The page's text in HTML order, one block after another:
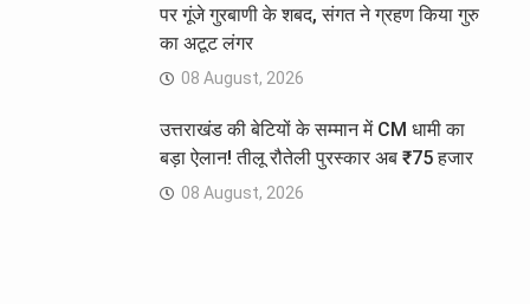
पर गूंजे गुरबाणी के शबद, संगत ने ग्रहण किया गुरु
का अटूट लंगर
08 August, 2026
उत्तराखंड की बेटियों के सम्मान में CM धामी का
बड़ा ऐलान! तीलू रौतेली पुरस्कार अब ₹75 हजार
08 August, 2026